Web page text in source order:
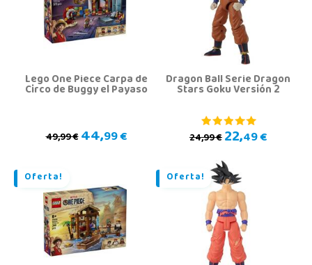
Lego One Piece Carpa de
Circo de Buggy el Payaso
49,99 €44,99 €
Dragon Ball Serie Dragon
Stars Goku Versión 2
24,99 €22,49 €
Oferta! Oferta!